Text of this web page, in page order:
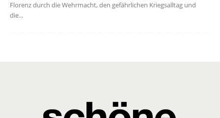
Florenz durch die Wehrmacht, den gefährlichen Kriegsalltag und
die...